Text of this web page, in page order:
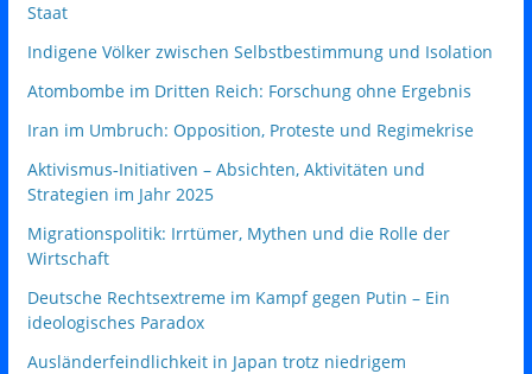
Staat
Indigene Völker zwischen Selbstbestimmung und Isolation
Atombombe im Dritten Reich: Forschung ohne Ergebnis
Iran im Umbruch: Opposition, Proteste und Regimekrise
Aktivismus‑Initiativen – Absichten, Aktivitäten und
Strategien im Jahr 2025
Migrationspolitik: Irrtümer, Mythen und die Rolle der
Wirtschaft
Deutsche Rechtsextreme im Kampf gegen Putin – Ein
ideologisches Paradox
Ausländerfeindlichkeit in Japan trotz niedrigem